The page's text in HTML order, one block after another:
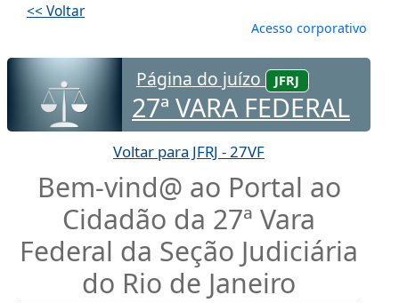
<< Voltar
Menu de
Acesso corporativo
Página do juízo JFRJ
27ª VARA FEDERAL
Voltar para JFRJ - 27VF
Bem-vind@ ao Portal ao
Cidadão da 27ª Vara
Federal da Seção Judiciária
do Rio de Janeiro